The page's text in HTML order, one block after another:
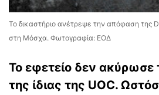
Το δικαστήριο ανέτρεψε την απόφαση της
στη Μόσχα. Φωτογραφία: ΕΟΔ
Το εφετείο δεν ακύρωσε
της ίδιας της UOC.